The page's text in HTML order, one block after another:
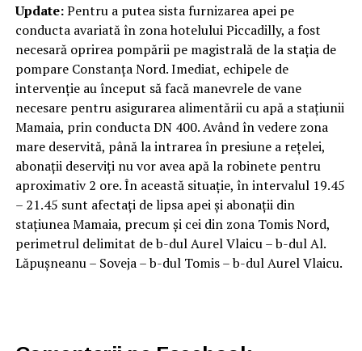
Update:Pentru a putea sista furnizarea apei pe
conducta avariată în zona hotelului Piccadilly, a fost
necesară oprirea pompării pe magistrală de la stația de
pompare Constanța Nord. Imediat, echipele de
intervenție au început să facă manevrele de vane
necesare pentru asigurarea alimentării cu apă a stațiunii
Mamaia, prin conducta DN 400. Având în vedere zona
mare deservită, până la intrarea în presiune a rețelei,
abonații deserviți nu vor avea apă la robinete pentru
aproximativ 2 ore. În această situație, în intervalul 19.45
– 21.45 sunt afectați de lipsa apei și abonații din
stațiunea Mamaia, precum și cei din zona Tomis Nord,
perimetrul delimitat de b-dul Aurel Vlaicu – b-dul Al.
Lăpușneanu – Soveja – b-dul Tomis – b-dul Aurel Vlaicu.